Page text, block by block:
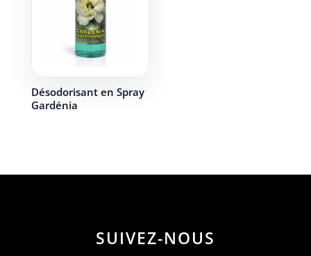
Désodorisant en Spray
Gardénia
SUIVEZ-NOUS